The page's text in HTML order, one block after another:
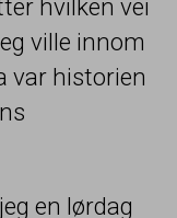
hvilken vei
ville innom
var historien
en lørdag